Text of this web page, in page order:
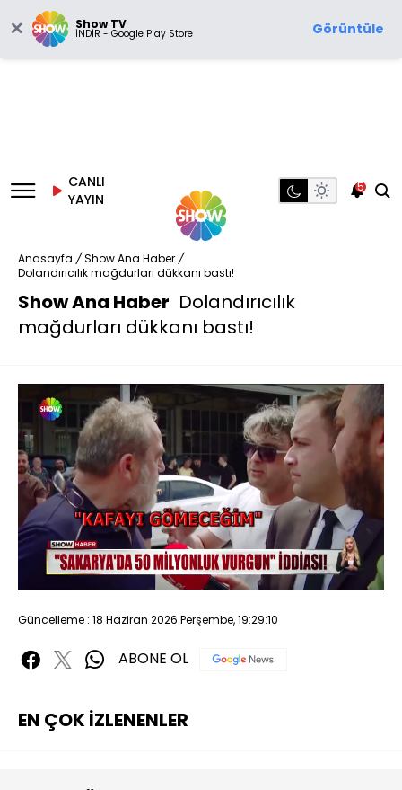
Show TV
İNDİR - Google Play Store Görüntüle
CANLI
YAYIN
5
Anasayfa / Show Ana Haber /
Dolandırıcılık mağdurları dükkanı bastı!
Show Ana Haber Dolandırıcılık
mağdurları dükkanı bastı!
Sesi
Aç
480P
Yüklendi
25.90%
Oynatma
Hızı
Güncelleme : 18 Haziran 2026 Perşembe, 19:29:10
ABONE OL
EN ÇOK İZLENENLER